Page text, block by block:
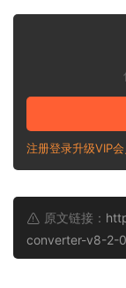
注册登录升级VIP
原文链接：
converter-v8-2-